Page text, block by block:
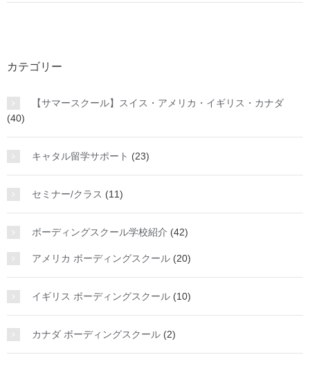
カテゴリー
【サマースクール】スイス・アメリカ・イギリス・カナダ
(40)
キャタル留学サポート (23)
セミナー/クラス (11)
ボーディングスクール学校紹介 (42)
アメリカ ボーディングスクール (20)
イギリス ボーディングスクール (10)
カナダ ボーディングスクール (2)